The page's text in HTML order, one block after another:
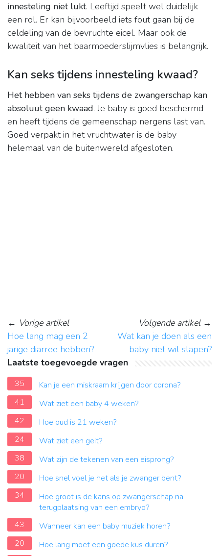
innesteling niet lukt. Leeftijd speelt wel duidelijk
een rol. Er kan bijvoorbeeld iets fout gaan bij de
celdeling van de bevruchte eicel. Maar ook de
kwaliteit van het baarmoederslijmvlies is belangrijk.
Kan seks tijdens innesteling kwaad?
Het hebben van seks tijdens de zwangerschap kan
absoluut geen kwaad. Je baby is goed beschermd
en heeft tijdens de gemeenschap nergens last van.
Goed verpakt in het vruchtwater is de baby
helemaal van de buitenwereld afgesloten.
← Vorige artikel
Hoe lang mag een 2
jarige diarree hebben?
Volgende artikel→
Wat kan je doen als een
baby niet wil slapen?
Laatste toegevoegde vragen
35
Kan je een miskraam krijgen door corona?
41
Wat ziet een baby 4 weken?
42
Hoe oud is 21 weken?
24
Wat ziet een geit?
38
Wat zijn de tekenen van een eisprong?
20
Hoe snel voel je het als je zwanger bent?
34
Hoe groot is de kans op zwangerschap na
terugplaatsing van een embryo?
43
Wanneer kan een baby muziek horen?
20
Hoe lang moet een goede kus duren?